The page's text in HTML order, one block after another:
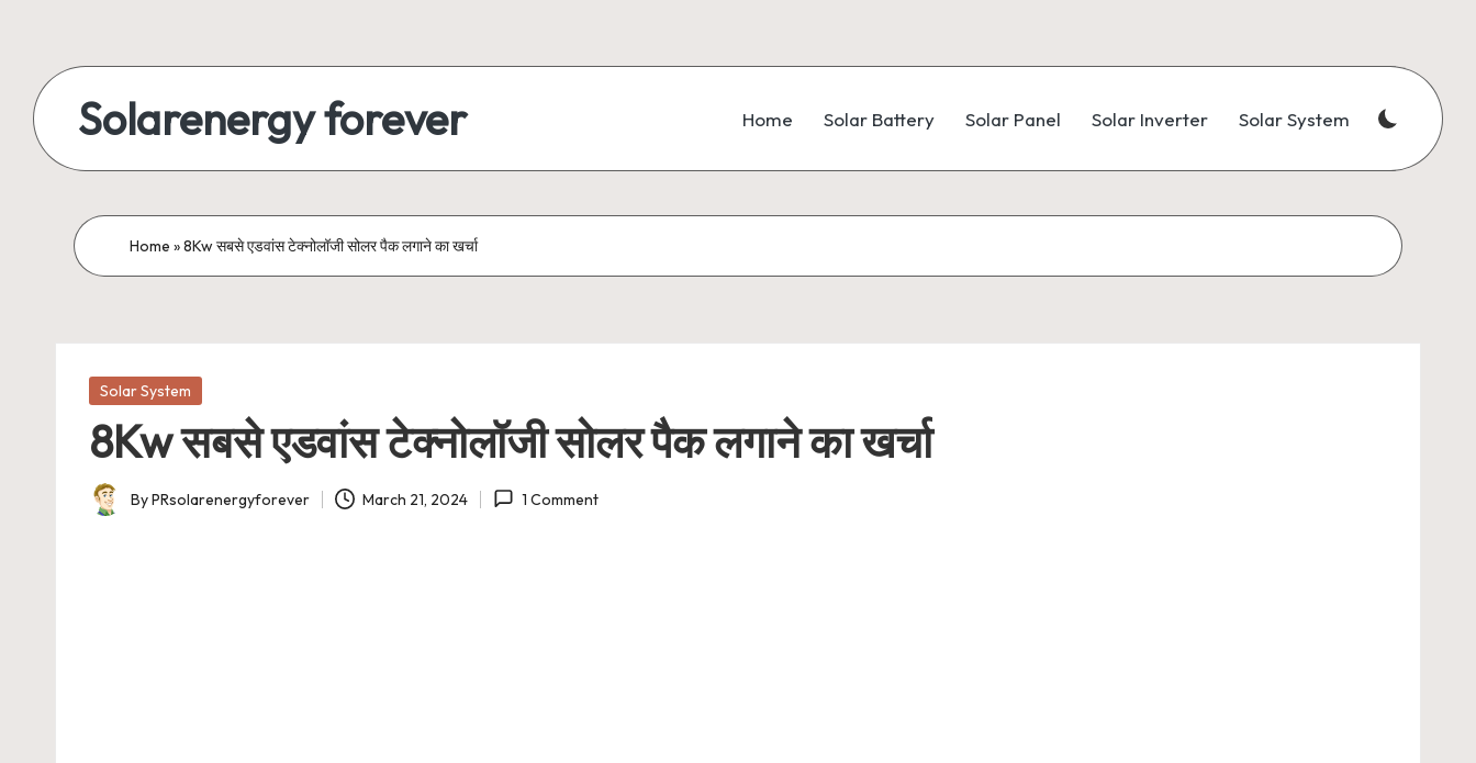
content
Solarenergy forever
बिजली
Home Solar Battery Solar Panel Solar Inverter Solar System
Home »8Kw सबसे एडवांस टेक्नोलॉजी सोलर पैक लगाने का खर्चा
Posted
Solar System
8Kw सबसे एडवांस टेक्नोलॉजी सोलर पैक लगाने का खर्चा
Posted
ByPRsolarenergyforever March 21, 2024 1 Comment